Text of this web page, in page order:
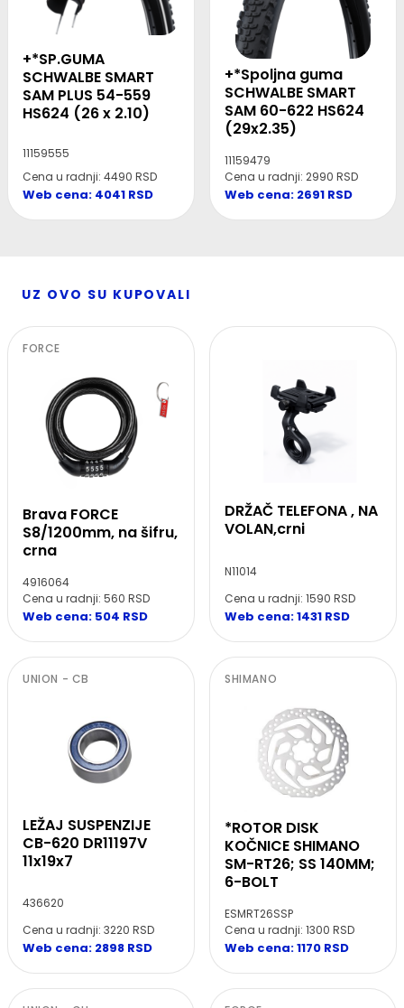
+*SP.GUMA
SCHWALBE SMART
SAM PLUS 54-559
HS624 (26 x 2.10)
11159555
Cena u radnji: 4490 RSD
Web cena: 4041 RSD
+*Spoljna guma
SCHWALBE SMART
SAM 60-622 HS624
(29x2.35)
11159479
Cena u radnji: 2990 RSD
Web cena: 2691 RSD
UZ OVO SU KUPOVALI
FORCE
Brava FORCE
S8/1200mm, na šifru,
crna
4916064
Cena u radnji: 560 RSD
Web cena: 504 RSD
DRŽAČ TELEFONA , NA
VOLAN,crni
N11014
Cena u radnji: 1590 RSD
Web cena: 1431 RSD
UNION - CB
LEŽAJ SUSPENZIJE
CB-620 DR11197V
11x19x7
436620
Cena u radnji: 3220 RSD
Web cena: 2898 RSD
SHIMANO
*ROTOR DISK
KOČNICE SHIMANO
SM-RT26; SS 140MM;
6-BOLT
ESMRT26SSP
Cena u radnji: 1300 RSD
Web cena: 1170 RSD